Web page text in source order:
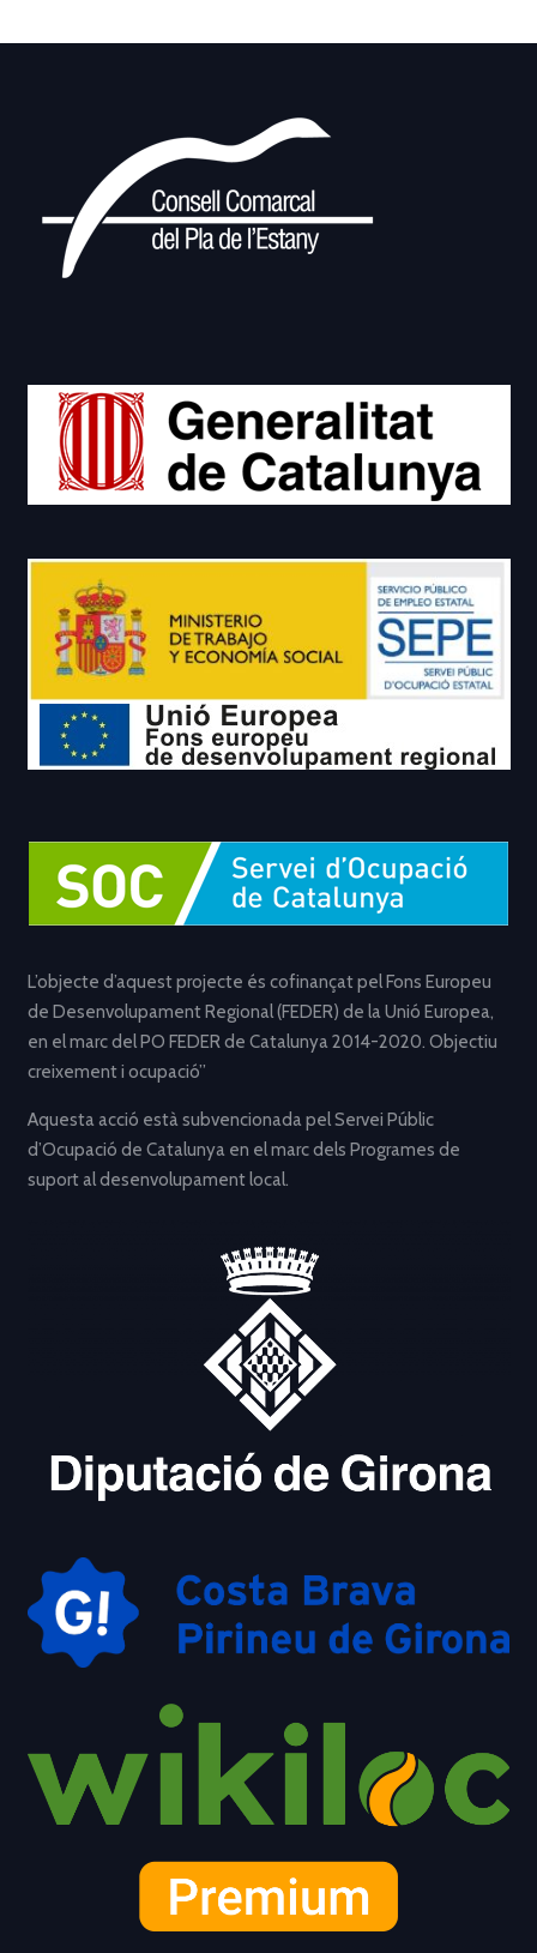
L’objecte d’aquest projecte és cofinançat pel Fons Europeu
de Desenvolupament Regional (FEDER) de la Unió Europea,
en el marc del PO FEDER de Catalunya 2014-2020. Objectiu
creixement i ocupació”
Aquesta acció està subvencionada pel Servei Públic
d’Ocupació de Catalunya en el marc dels Programes de
suport al desenvolupament local.